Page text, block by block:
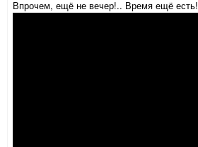
Впрочем, ещё не вечер!.. Время ещё есть!